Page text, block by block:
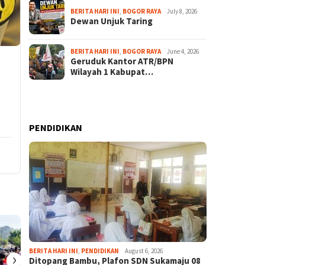
›
BERITA HARI INI BOGOR RAYA July 8, 2026
Dewan Unjuk Taring
BERITA HARI INI BOGOR RAYA June 4, 2026
Geruduk Kantor ATR/BPN
Wilayah 1 Kabupat…
PENDIDIKAN
BERITA HARI INI PENDIDIKAN August 6, 2026
Ditopang Bambu, Plafon SDN Sukamaju 08